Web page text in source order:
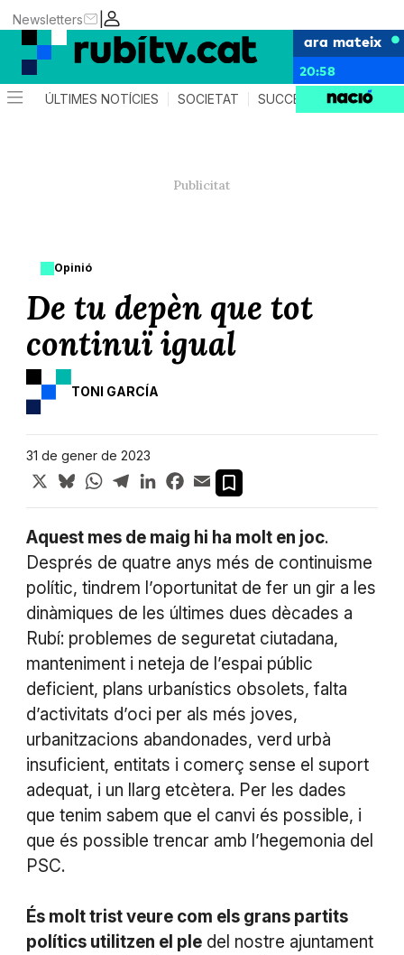
|
Newsletters
ara mateix
20:58
ÚLTIMES NOTÍCIES SOCIETAT SUCCESSOS
Opinió
De tu depèn que tot
continuï igual
TONI GARCÍA
31 de gener de 2023
X BlueskyWhatsApp
TelegramLinkedInFacebook
Email
Aquest mes de maig hi ha molt en joc.
Després de quatre anys més de continuisme
polític, tindrem l’oportunitat de fer un gir a les
dinàmiques de les últimes dues dècades a
Rubí: problemes de seguretat ciutadana,
manteniment i neteja de l’espai públic
deficient, plans urbanístics obsolets, falta
d’activitats d’oci per als més joves,
urbanitzacions abandonades, verd urbà
insuficient, entitats i comerç sense el suport
adequat, i un llarg etcètera. Per les dades
que tenim sabem que el canvi és possible, i
que és possible trencar amb l’hegemonia del
PSC.
És molt trist veure com els grans partits
polítics utilitzen el pledel nostre ajuntament